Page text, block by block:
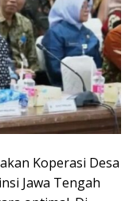
Koperasi Desa
Jawa Tengah